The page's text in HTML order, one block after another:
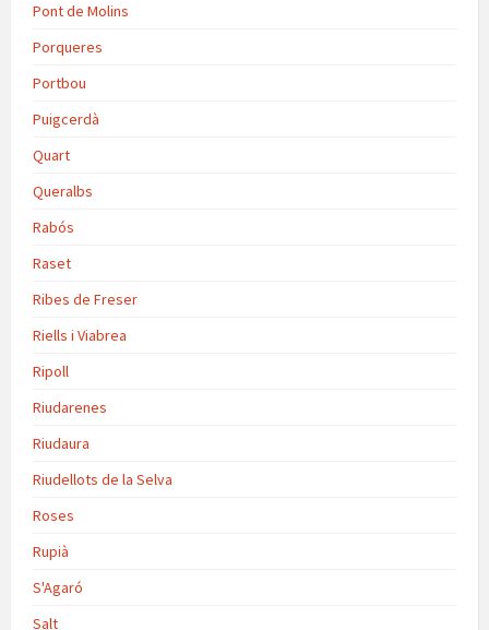
Pont de Molins
Porqueres
Portbou
Puigcerdà
Quart
Queralbs
Rabós
Raset
Ribes de Freser
Riells i Viabrea
Ripoll
Riudarenes
Riudaura
Riudellots de la Selva
Roses
Rupià
S'Agaró
Salt